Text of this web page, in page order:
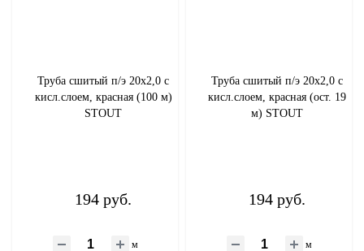
Труба сшитый п/э 20х2,0 с
кисл.слоем, красная (100 м)
STOUT
194 руб.
м
Труба сшитый п/э 20х2,0 с
кисл.слоем, красная (ост. 19
м) STOUT
194 руб.
м